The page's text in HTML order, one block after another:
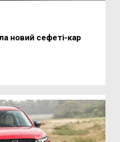
новий сефеті-кар